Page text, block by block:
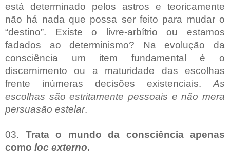
está determinado pelos astros e teoricamente
não há nada que possa ser feito para mudar o
“destino”. Existe o livre-arbítrio ou estamos
fadados ao determinismo? Na evolução da
consciência um item fundamental é o
discernimento ou a maturidade das escolhas
frente inúmeras decisões existenciais. As
escolhas são estritamente pessoais e não mera
persuasão estelar.
03. Trata o mundo da consciência apenas
como loc externo.